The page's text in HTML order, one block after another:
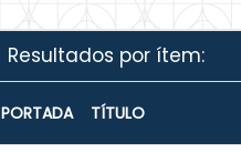
Resultados por ítem:
PORTADA TÍTULO